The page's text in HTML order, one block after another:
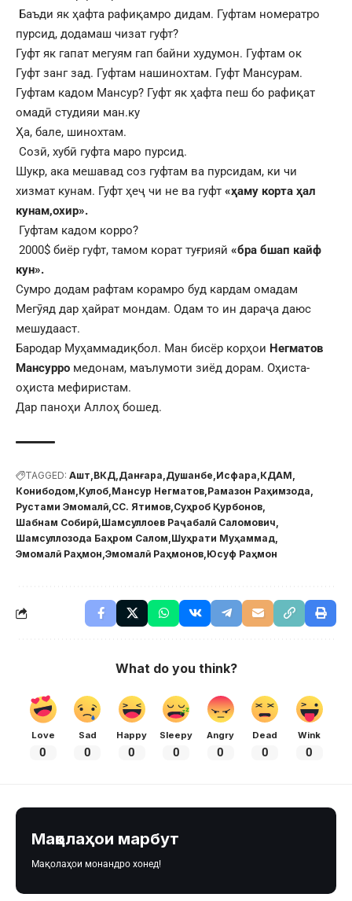
Баъди як ҳафта рафиқамро дидам. Гуфтам номератро
пурсид, додамаш чизат гуфт?
Гуфт як гапат мегуям гап байни худумон. Гуфтам ок
Гуфт занг зад. Гуфтам нашинохтам. Гуфт Мансурам.
Гуфтам кадом Мансур? Гуфт як ҳафта пеш бо рафиқат
омадӣ студияи ман.ку
Ҳа, бале, шинохтам.
Созӣ, хубӣ гуфта маро пурсид.
Шукр, ака мешавад соз гуфтам ва пурсидам, ки чи
хизмат кунам. Гуфт ҳеҷ чи не ва гуфт «ҳаму корта ҳал
кунам,охир».
Гуфтам кадом корро?
2000$ биёр гуфт, тамом корат туғрияй «бра бшап кайф
кун».
Сумро додам рафтам корамро буд кардам омадам
Мегӯяд дар ҳайрат мондам. Одам то ин дараҷа даюс
мешудааст.
Бародар Муҳаммадиқбол. Ман бисёр корҳои Негматов
Мансурро медонам, маълумоти зиёд дорам. Оҳиста-
оҳиста мефиристам.
Дар паноҳи Аллоҳ бошед.
TAGGED: Ашт ВКД Данғара Душанбе Исфара КДАМ
Конибодом Кулоб Мансур Негматов Рамазон Раҳимзода
Рустами Эмомалӣ СС. Ятимов Суҳроб Қурбонов
Шабнам Собирӣ Шамсуллоев Раҷабалӣ Саломович
Шамсуллозода Баҳром Салом Шуҳрати Муҳаммад
Эмомалӣ Раҳмон Эмомалӣ Раҳмонов Юсуф Раҳмон
What do you think?
Love
0
Sad
0
Happy
0
Sleepy
0
Angry
0
Dead
0
Wink
0
Мақолаҳои марбут
Мақолаҳои монандро хонед!